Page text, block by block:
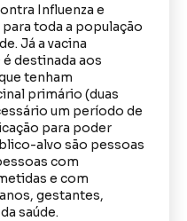
Influenza e
toda a população
Já a vacina
destinada aos
tenham
primário (duas
um período de
para poder
alvo são pessoas
com
e com
gestantes,
saúde.